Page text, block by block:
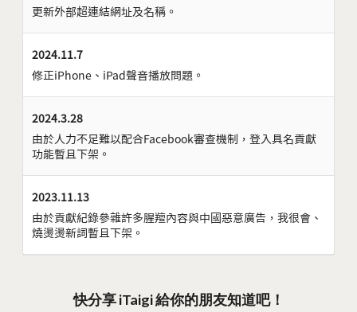
更新外部超連結網址及名稱。
2024.11.7
修正iPhone、iPad聲音播放問題。
2024.3.28
由於人力不足難以配合Facebook審查機制，登入具名貢獻
功能暫且下架。
2023.11.13
由於貢獻紀錄參雜許多腥羶內容與中國惡意廣告，我很會、
燒燙燙新詞暫且下架。
快分享 iTaigi 給你的朋友知道吧！